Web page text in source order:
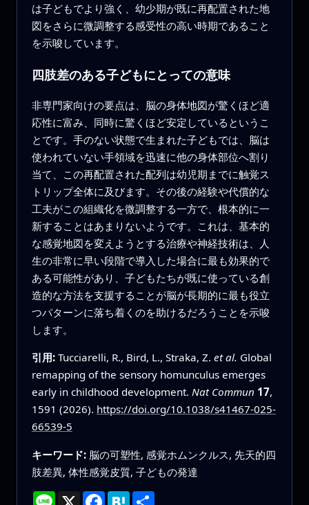
は子どもでより強く、幼少期が既に再配置された地
図をさらに微調整する感受性の高い時期であること
を示唆しています。
四肢差のある子どもにとっての意味
非専門家向けの要点は、脳の身体地図が驚くほど適
応性に富み、同時に驚くほど安定しているというこ
とです。手のない状態で生まれた子どもでは、脳は
使われていない手領域を迅速に他の身体部位へ割り
当て、この再配置された配列は幼児期までに触覚ス
トリップ全体に及びます。その後の経験や代償的な
工夫がこの組織化を微調整する一方で、根本的に一
新することはあまりないようです。これは、基本的
な感覚地図を変えようとする治療や神経技術は、人
生の非常に早い段階で導入した場合に最も効果的で
ある可能性があり、子どもたちが既に使っている創
造的な方法を支援することが脳が長期的に最も役立
つパターンに落ち着くのを助けるだろうことを示唆
します。
引用: Tucciarelli, R., Bird, L., Straka, Z. et al. Global
remapping of the sensory homunculus emerges
early in childhood development. Nat Commun 17,
1591 (2026). https://doi.org/10.1038/s41467-025-
66539-5
キーワード: 脳の可塑性, 感覚ホムンクルス, 先天的四
肢差異, 体性感覚皮質, 子どもの発達
Line X Facebook
Hatena
共